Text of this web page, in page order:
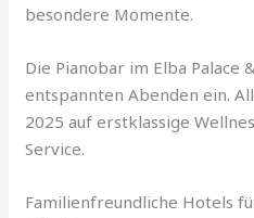
besondere Momente.
Die Pianobar im Elba Palace
entspannten Abenden ein.
2025 auf erstklassige
Service.
Familienfreundliche Hotels